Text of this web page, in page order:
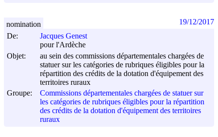
De:
Jacques Genest
pour l'Ardèche
Objet:
au sein des commissions départementales chargées de
statuer sur les catégories de rubriques éligibles pour la
répartition des crédits de la dotation d'équipement des
territoires ruraux
Groupe:
Commissions départementales chargées de statuer sur
les catégories de rubriques éligibles pour la répartition
des crédits de la dotation d'équipement des territoires
ruraux
nomination 19/12/2017